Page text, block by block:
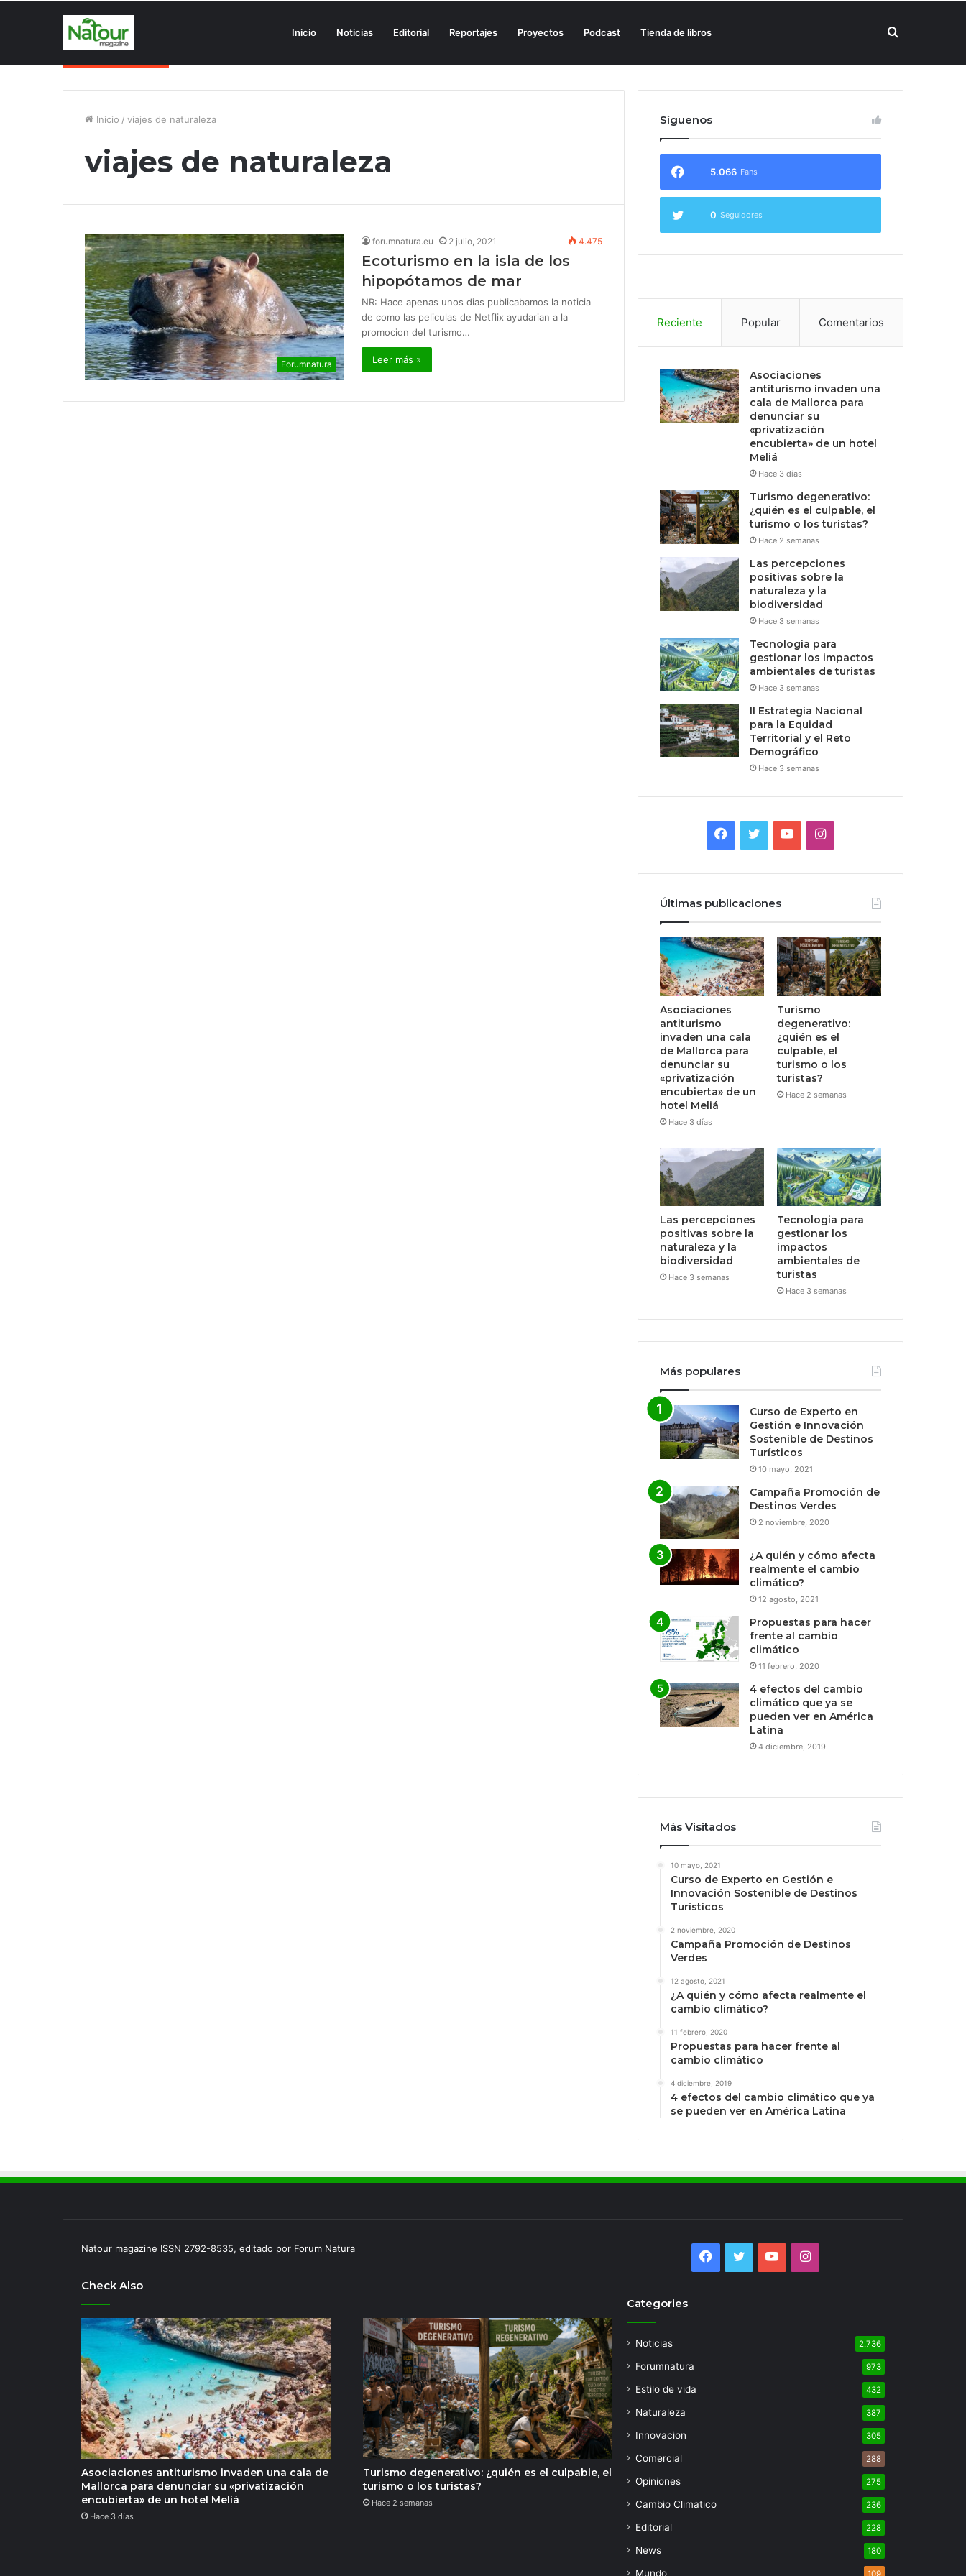
Inicio Noticias Editorial Reportajes Proyectos Podcast Tienda de libros Buscar
Inicio / viajes de naturaleza
viajes de naturaleza
Forumnatura
forumnatura.eu 2 julio, 2021 4.475
Ecoturismo en la isla de los
hipopótamos de mar
NR: Hace apenas unos dias publicabamos la noticia
de como las peliculas de Netflix ayudarian a la
promocion del turismo…
Leer más »
Síguenos
5.066 Fans
0 Seguidores
Reciente Popular Comentarios
Asociaciones
antiturismo invaden una
cala de Mallorca para
denunciar su
«privatización
encubierta» de un hotel
Meliá
Hace 3 días
Turismo degenerativo:
¿quién es el culpable, el
turismo o los turistas?
Hace 2 semanas
Las percepciones
positivas sobre la
naturaleza y la
biodiversidad
Hace 3 semanas
Tecnologia para
gestionar los impactos
ambientales de turistas
Hace 3 semanas
II Estrategia Nacional
para la Equidad
Territorial y el Reto
Demográfico
Hace 3 semanas
Facebook
TwitterYouTubeInstagram
Últimas publicaciones
Asociaciones
antiturismo
invaden una cala
de Mallorca para
denunciar su
«privatización
encubierta» de un
hotel Meliá
Hace 3 días
Turismo
degenerativo:
¿quién es el
culpable, el
turismo o los
turistas?
Hace 2 semanas
Las percepciones
positivas sobre la
naturaleza y la
biodiversidad
Hace 3 semanas
Tecnologia para
gestionar los
impactos
ambientales de
turistas
Hace 3 semanas
Más populares
Curso de Experto en
Gestión e Innovación
Sostenible de Destinos
Turísticos
10 mayo, 2021
Campaña Promoción de
Destinos Verdes
2 noviembre, 2020
¿A quién y cómo afecta
realmente el cambio
climático?
12 agosto, 2021
Propuestas para hacer
frente al cambio
climático
11 febrero, 2020
4 efectos del cambio
climático que ya se
pueden ver en América
Latina
4 diciembre, 2019
Más Visitados
10 mayo, 2021
Curso de Experto en Gestión e
Innovación Sostenible de Destinos
Turísticos
2 noviembre, 2020
Campaña Promoción de Destinos
Verdes
12 agosto, 2021
¿A quién y cómo afecta realmente el
cambio climático?
11 febrero, 2020
Propuestas para hacer frente al
cambio climático
4 diciembre, 2019
4 efectos del cambio climático que ya
se pueden ver en América Latina
Natour magazine ISSN 2792-8535, editado por Forum Natura
Check Also
Asociaciones antiturismo invaden una cala de
Mallorca para denunciar su «privatización
encubierta» de un hotel Meliá
Hace 3 días
Turismo degenerativo: ¿quién es el culpable, el
turismo o los turistas?
Hace 2 semanas
Facebook
TwitterYouTubeInstagram
Categories
Noticias 2.736
Forumnatura 973
Estilo de vida 432
Naturaleza 387
Innovacion 305
Comercial 288
Opiniones 275
Cambio Climatico 236
Editorial 228
News 180
Mundo 109